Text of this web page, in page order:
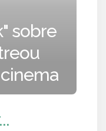
sobre